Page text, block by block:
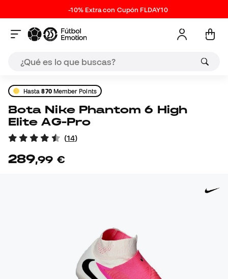
-10% Extra con Cupón FLDAY10
Hasta870Member Points
Bota Nike Phantom 6 High
Elite AG-Pro
(14)
289,99 €